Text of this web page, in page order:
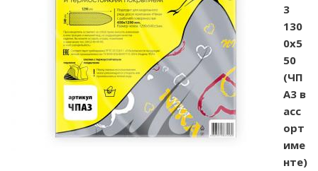
3
130
0х5
50
(ЧП
А3 в
асс
орт
име
нте)